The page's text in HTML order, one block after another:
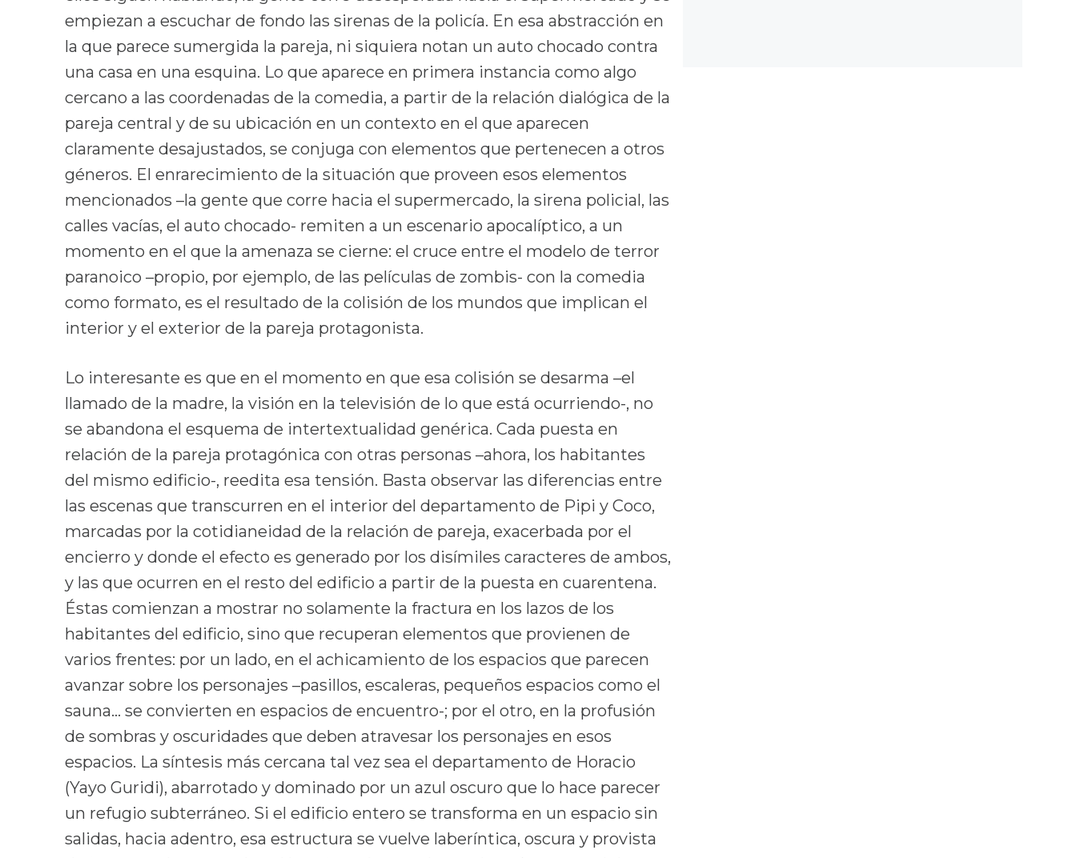
empiezan a escuchar de fondo las sirenas de la policía. En esa abstracción en
la que parece sumergida la pareja, ni siquiera notan un auto chocado contra
una casa en una esquina. Lo que aparece en primera instancia como algo
cercano a las coordenadas de la comedia, a partir de la relación dialógica de la
pareja central y de su ubicación en un contexto en el que aparecen
claramente desajustados, se conjuga con elementos que pertenecen a otros
géneros. El enrarecimiento de la situación que proveen esos elementos
mencionados –la gente que corre hacia el supermercado, la sirena policial, las
calles vacías, el auto chocado- remiten a un escenario apocalíptico, a un
momento en el que la amenaza se cierne: el cruce entre el modelo de terror
paranoico –propio, por ejemplo, de las películas de zombis- con la comedia
como formato, es el resultado de la colisión de los mundos que implican el
interior y el exterior de la pareja protagonista.
Lo interesante es que en el momento en que esa colisión se desarma –el
llamado de la madre, la visión en la televisión de lo que está ocurriendo-, no
se abandona el esquema de intertextualidad genérica. Cada puesta en
relación de la pareja protagónica con otras personas –ahora, los habitantes
del mismo edificio-, reedita esa tensión. Basta observar las diferencias entre
las escenas que transcurren en el interior del departamento de Pipi y Coco,
marcadas por la cotidianeidad de la relación de pareja, exacerbada por el
encierro y donde el efecto es generado por los disímiles caracteres de ambos,
y las que ocurren en el resto del edificio a partir de la puesta en cuarentena.
Éstas comienzan a mostrar no solamente la fractura en los lazos de los
habitantes del edificio, sino que recuperan elementos que provienen de
varios frentes: por un lado, en el achicamiento de los espacios que parecen
avanzar sobre los personajes –pasillos, escaleras, pequeños espacios como el
sauna… se convierten en espacios de encuentro-; por el otro, en la profusión
de sombras y oscuridades que deben atravesar los personajes en esos
espacios. La síntesis más cercana tal vez sea el departamento de Horacio
(Yayo Guridi), abarrotado y dominado por un azul oscuro que lo hace parecer
un refugio subterráneo. Si el edificio entero se transforma en un espacio sin
salidas, hacia adentro, esa estructura se vuelve laberíntica, oscura y provista